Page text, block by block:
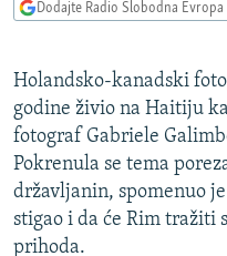
POST SCRIPTUM
MOJA EVROPA
TRI DECENIJE OD RATA U BIH
SVE KARTE DEJTONA
NASTANAK I RASPAD
Dodajte Radio Slobodna
Holandsko-kanadski
godine živio na Haitiju
fotograf Gabriele
Pokrenula se tema
državljanin, spomenuo
stigao i da će Rim tražiti
prihoda.